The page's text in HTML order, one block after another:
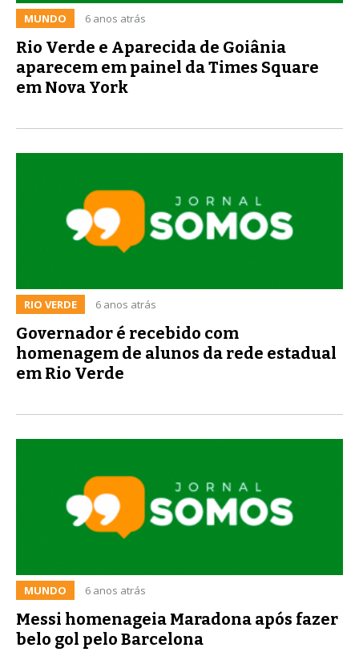
MUNDO 6 anos atrás
Rio Verde e Aparecida de Goiânia
aparecem em painel da Times Square
em Nova York
RIO VERDE 6 anos atrás
Governador é recebido com
homenagem de alunos da rede estadual
em Rio Verde
MUNDO 6 anos atrás
Messi homenageia Maradona após fazer
belo gol pelo Barcelona